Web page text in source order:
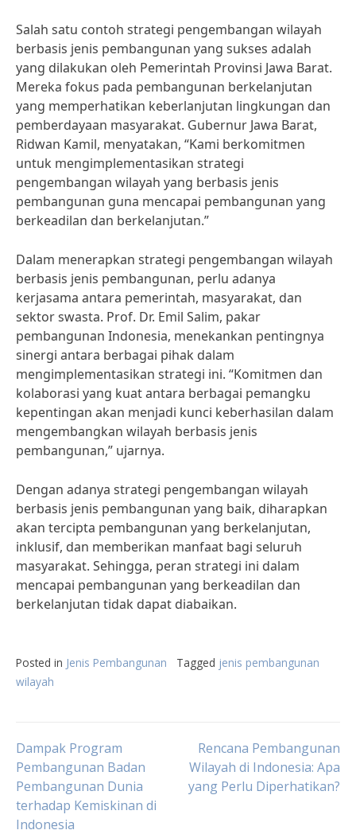
Salah satu contoh strategi pengembangan wilayah
berbasis jenis pembangunan yang sukses adalah
yang dilakukan oleh Pemerintah Provinsi Jawa Barat.
Mereka fokus pada pembangunan berkelanjutan
yang memperhatikan keberlanjutan lingkungan dan
pemberdayaan masyarakat. Gubernur Jawa Barat,
Ridwan Kamil, menyatakan, “Kami berkomitmen
untuk mengimplementasikan strategi
pengembangan wilayah yang berbasis jenis
pembangunan guna mencapai pembangunan yang
berkeadilan dan berkelanjutan.”
Dalam menerapkan strategi pengembangan wilayah
berbasis jenis pembangunan, perlu adanya
kerjasama antara pemerintah, masyarakat, dan
sektor swasta. Prof. Dr. Emil Salim, pakar
pembangunan Indonesia, menekankan pentingnya
sinergi antara berbagai pihak dalam
mengimplementasikan strategi ini. “Komitmen dan
kolaborasi yang kuat antara berbagai pemangku
kepentingan akan menjadi kunci keberhasilan dalam
mengembangkan wilayah berbasis jenis
pembangunan,” ujarnya.
Dengan adanya strategi pengembangan wilayah
berbasis jenis pembangunan yang baik, diharapkan
akan tercipta pembangunan yang berkelanjutan,
inklusif, dan memberikan manfaat bagi seluruh
masyarakat. Sehingga, peran strategi ini dalam
mencapai pembangunan yang berkeadilan dan
berkelanjutan tidak dapat diabaikan.
Posted in Jenis Pembangunan Tagged jenis pembangunan
wilayah
Post
navigation
Dampak Program
Pembangunan Badan
Pembangunan Dunia
terhadap Kemiskinan di
Indonesia
Rencana Pembangunan
Wilayah di Indonesia: Apa
yang Perlu Diperhatikan?